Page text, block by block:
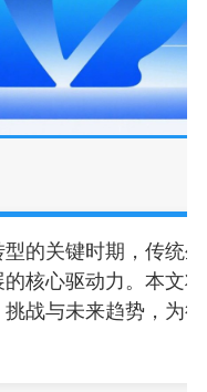
的关键时期，传统
核心驱动力。本文
战与未来趋势，为